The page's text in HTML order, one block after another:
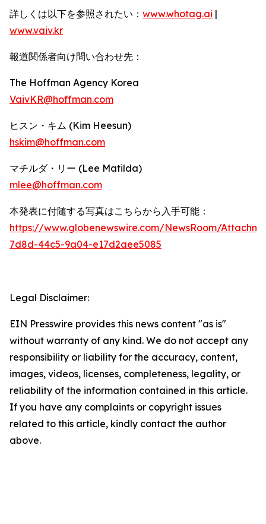
詳しくは以下を参照されたい： www.whotag.ai |
www.vaiv.kr
報道関係者向け問い合わせ先：
The Hoffman Agency Korea
VaivKR@hoffman.com
ヒスン・キム (Kim Heesun)
hskim@hoffman.com
マチルダ・リー (Lee Matilda)
mlee@hoffman.com
本発表に付随する写真はこちらから入手可能：
https://www.globenewswire.com/NewsRoom/
7d8d-44c5-9a04-e17d2aee5085
Legal Disclaimer:
EIN Presswire provides this news content "as is"
without warranty of any kind. We do not accept any
responsibility or liability for the accuracy, content,
images, videos, licenses, completeness, legality, or
reliability of the information contained in this article.
If you have any complaints or copyright issues
related to this article, kindly contact the author
above.